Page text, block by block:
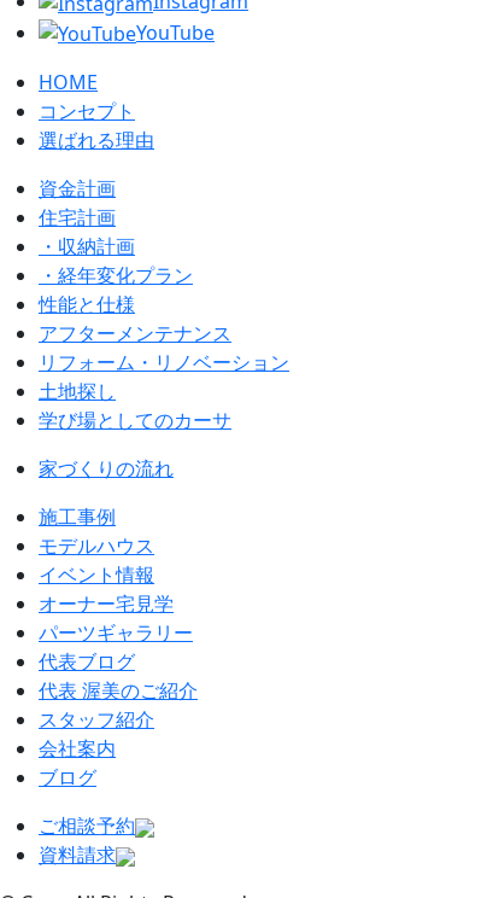
YouTube
HOME
コンセプト
選ばれる理由
資金計画
住宅計画
・収納計画
・経年変化プラン
性能と仕様
アフターメンテナンス
リフォーム・リノベーション
土地探し
学び場としてのカーサ
家づくりの流れ
施工事例
モデルハウス
イベント情報
オーナー宅見学
パーツギャラリー
代表ブログ
代表 渥美のご紹介
スタッフ紹介
会社案内
ブログ
ご相談予約
資料請求